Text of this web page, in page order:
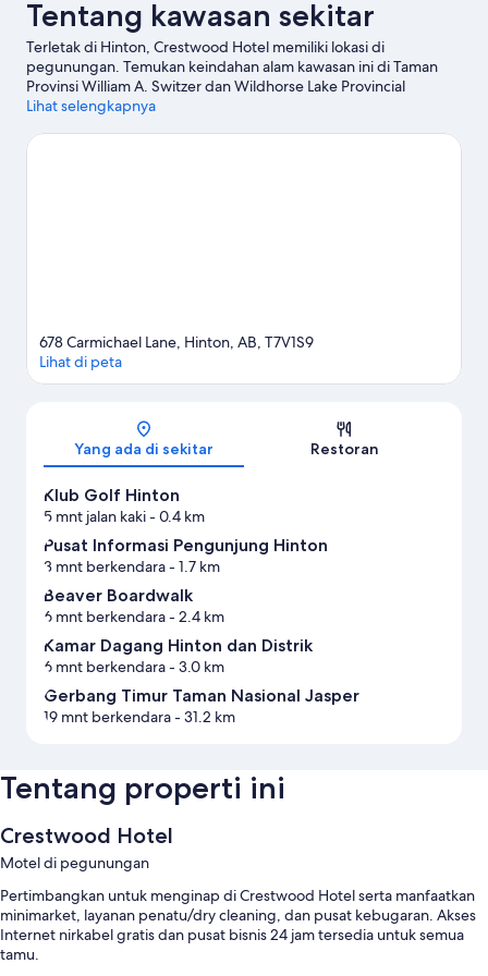
Tentang kawasan sekitar
Terletak di Hinton, Crestwood Hotel memiliki lokasi di
pegunungan. Temukan keindahan alam kawasan ini di Taman
Provinsi William A. Switzer dan Wildhorse Lake Provincial
Recreation Area, atau kunjungi sejumlah objek wisata terkenal
Masuk Lama Trailrides. Ingin menikmati suatu kegiatan atau
Lihat selengkapnya
678 Carmichael Lane, Hinton, AB, T7V1S9
Lihat di peta
Yang ada di sekitar Restoran
Klub Golf Hinton
5 mnt jalan kaki- 0.4 km
Pusat Informasi Pengunjung Hinton
3 mnt berkendara- 1.7 km
Beaver Boardwalk
6 mnt berkendara- 2.4 km
Kamar Dagang Hinton dan Distrik
6 mnt berkendara- 3.0 km
Gerbang Timur Taman Nasional Jasper
19 mnt berkendara- 31.2 km
Tentang properti ini
Crestwood Hotel
Motel di pegunungan
Pertimbangkan untuk menginap di Crestwood Hotel serta manfaatkan
minimarket, layanan penatu/dry cleaning, dan pusat kebugaran. Akses
Internet nirkabel gratis dan pusat bisnis 24 jam tersedia untuk semua
tamu.